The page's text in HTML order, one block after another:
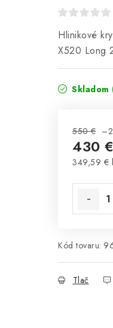
Hlinikové
X520 Long
Skladom
550 €
430 €
349,59 €
Kód tovaru:
Tlač